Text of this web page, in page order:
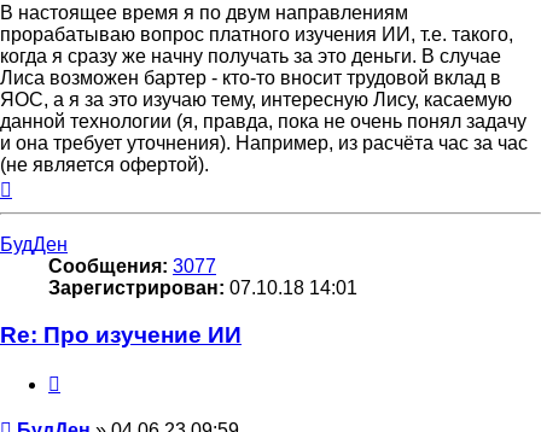
В настоящее время я по двум направлениям
прорабатываю вопрос платного изучения ИИ, т.е. такого,
когда я сразу же начну получать за это деньги. В случае
Лиса возможен бартер - кто-то вносит трудовой вклад в
ЯОС, а я за это изучаю тему, интересную Лису, касаемую
данной технологии (я, правда, пока не очень понял задачу
и она требует уточнения). Например, из расчёта час за час
(не является офертой).
БудДен
Сообщения: 3077
Зарегистрирован: 07.10.18 14:01
Re: Про изучение ИИ
Сообщение